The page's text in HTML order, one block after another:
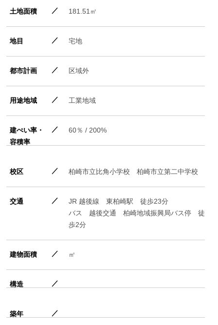
土地面積 181.51㎡
地目 宅地
都市計画 区域外
用途地域 工業地域
建ぺい率・
容積率
60％ / 200%
校区 柏崎市立比角小学校 柏崎市立第二中学校
交通
JR 越後線 東柏崎駅 徒歩23分
バス 越後交通 柏崎地域振興局バス停 徒
歩2分
建物面積 ㎡
構造
築年